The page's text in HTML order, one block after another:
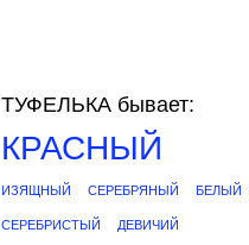
ТУФЕЛЬКА бывает:
КРАСНЫЙ
ИЗЯЩНЫЙ СЕРЕБРЯНЫЙ БЕЛЫЙ
СЕРЕБРИСТЫЙ ДЕВИЧИЙ